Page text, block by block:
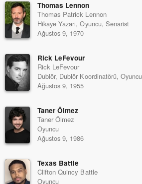
Thomas Lennon
Thomas Patrick Lennon
Hikaye Yazarı, Oyuncu, Senarist
Ağustos 9, 1970
Rick LeFevour
Rick LeFevour
Dublör, Dublör Koordinatörü, Oyuncu
Ağustos 9, 1955
Taner Ölmez
Taner Ölmez
Oyuncu
Ağustos 9, 1986
Texas Battle
Clifton Quincy Battle
Oyuncu